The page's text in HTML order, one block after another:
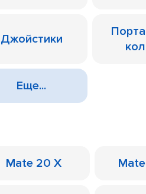
Джойстики
Еще...
Mate 20 X